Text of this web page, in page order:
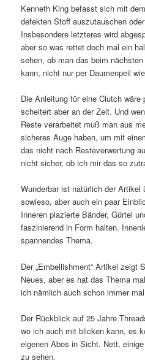
Kenneth King befasst sich mit
defekten Stoff auszutauschen
Insbesondere letzteres wird
aber so was rettet doch mal ein
sehen, ob man das beim
kann, nicht nur per Daumenpeil
Die Anleitung für eine Clutch
scheitert aber an der Zeit. Und
Reste verarbeitet muß man aus
sicheres Auge haben, um mit
das nicht nach Resteverwertung
nicht sicher, ob ich mir das so
Wunderbar ist natürlich der Artikel
sowieso, aber auch ein paar
Inneren plazierte Bänder, Gürtel
faszinierend in Form halten.
spannendes Thema.
Der „Embellishment“ Artikel zeigt
Neues, aber es hat das Thema
ich nämlich auch schon immer
Der Rückblick auf 25 Jahre
wo ich auch mit blicken kann, es
eigenen Abos in Sicht. Nett,
zu sehen.